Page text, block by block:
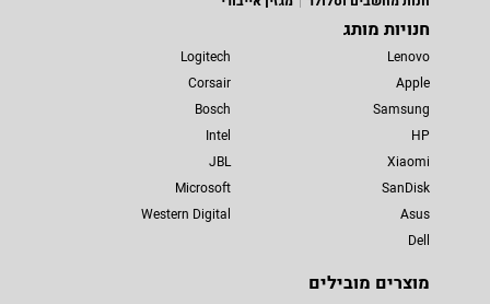
חנויות מותג
Lenovo
Apple
Samsung
HP
Xiaomi
SanDisk
Asus
Dell
Logitech
Corsair
Bosch
Intel
JBL
Microsoft
Western Digital
מוצרים מובילים